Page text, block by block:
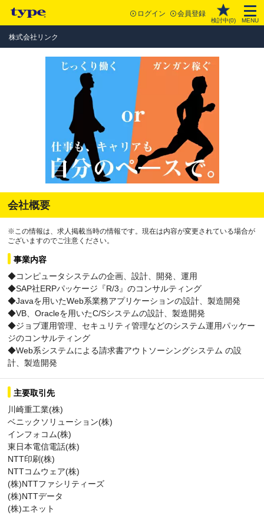
ログイン 会員登録
検討中(0) MENU
株式会社リンク
会社概要
※この情報は、求人掲載当時の情報です。現在は内容が変更されている場合が
ございますのでご注意ください。
事業内容
◆コンピュータシステムの企画、設計、開発、運用
◆SAP社ERPパッケージ『R/3』のコンサルティング
◆Javaを用いたWeb系業務アプリケーションの設計、製造開発
◆VB、Oracleを用いたC/Sシステムの設計、製造開発
◆ジョブ運用管理、セキュリティ管理などのシステム運用パッケー
ジのコンサルティング
◆Web系システムによる請求書アウトソーシングシステム の設
計、製造開発
主要取引先
川崎重工業(株)
ベニックソリューション(株)
インフォコム(株)
東日本電信電話(株)
NTT印刷(株)
NTTコムウェア(株)
(株)NTTファシリティーズ
(株)NTTデータ
(株)エネット